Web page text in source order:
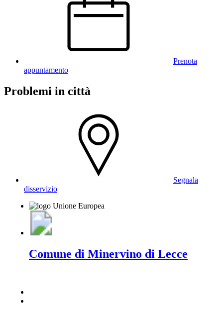
Prenota
appuntamento
Problemi in città
Segnala
disservizio
Comune di Minervino di Lecce